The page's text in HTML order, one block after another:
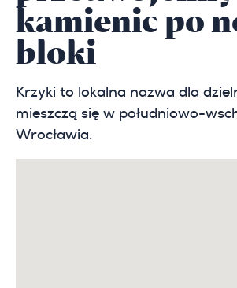
kamienic po
bloki
Krzyki to lokalna nazwa dla
mieszczą się w południowo-
Wrocławia.